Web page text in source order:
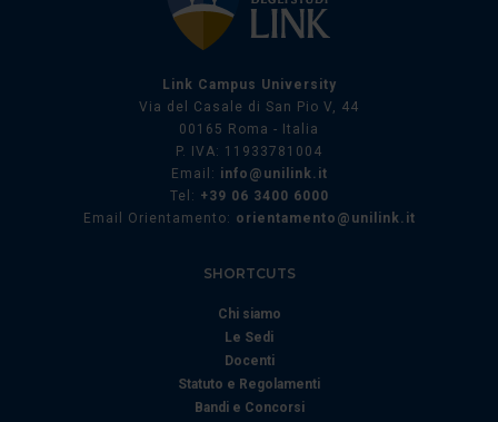
Utilizziamo i cookie per personalizzare contenuti ed
annunci, per fornire funzionalità dei social media e per
informazioni sul modo in cui utilizza il nostro sito con i
nostri partner che si occupano di analisi dei dati web,
pubblicità e social media, i quali potrebbero combinarle
con altre informazioni che ha fornito loro o che hanno
raccolto dal suo utilizzo dei loro servizi.
Link Campus University
Via del Casale di San Pio V, 44
00165 Roma - Italia
P. IVA: 11933781004
Email: info@unilink.it
Tel: +39 06 3400 6000
Email Orientamento: orientamento@unilink.it
SHORTCUTS
Chi siamo
Le Sedi
Docenti
Statuto e Regolamenti
Bandi e Concorsi